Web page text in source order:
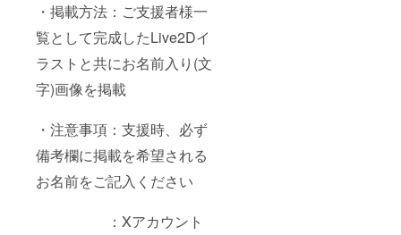
・掲載方法：ご支援者様一
覧として完成したLive2Dイ
ラストと共にお名前入り(文
字)画像を掲載
・注意事項：支援時、必ず
備考欄に掲載を希望される
お名前をご記入ください
：Xアカウント